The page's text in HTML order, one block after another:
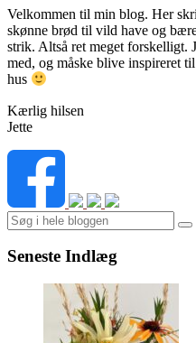
Velkommen til min blog. Her
skønne brød til vild have og
strik. Altså ret meget forskelligt.
med, og måske blive inspireret
hus
Kærlig hilsen
Jette
Seneste Indlæg